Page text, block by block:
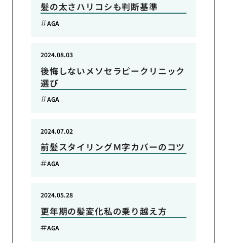
髪の太さハリコシも判断基準
AGA
後悔しないメソセラピークリニック
選び
2024.08.03
AGA
前髪スタイリングＭ字カバーのコツ
2024.07.02
AGA
更年期の髪変化私の乗り越え方
2024.05.28
AGA